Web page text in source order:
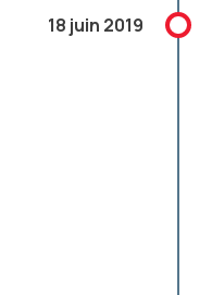
18 juin 2019